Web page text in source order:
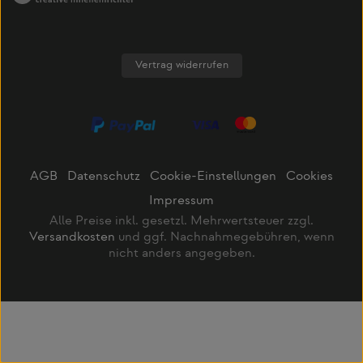
Vertrag widerrufen
AGB Datenschutz Cookie-Einstellungen
Cookies
Impressum
Alle Preise inkl. gesetzl. Mehrwertsteuer zzgl.
Versandkosten und ggf. Nachnahmegebühren, wenn
nicht anders angegeben.